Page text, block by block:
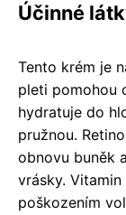
Účinné
Tento krém je
pleti pomohou
hydratuje do
pružnou.
obnovu buněk
vrásky.
poškozením